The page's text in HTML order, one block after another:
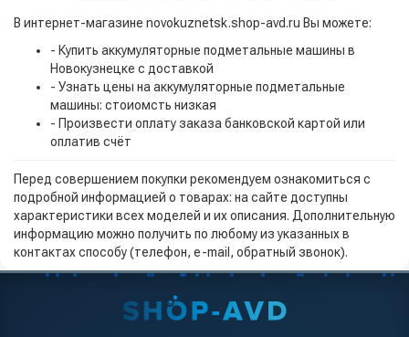
В интернет-магазине novokuznetsk.shop-avd.ru Вы можете:
- Купить аккумуляторные подметальные машины в
Новокузнецке с доставкой
- Узнать цены на аккумуляторные подметальные
машины: стоиомсть низкая
- Произвести оплату заказа банковской картой или
оплатив счёт
Перед совершением покупки рекомендуем ознакомиться с
подробной информацией о товарах: на сайте доступны
характеристики всех моделей и их описания. Дополнительную
информацию можно получить по любому из указанных в
контактах способу (телефон, e-mail, обратный звонок).